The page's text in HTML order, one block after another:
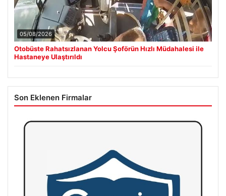
05/08/2026
Otobüste Rahatsızlanan Yolcu Şoförün Hızlı Müdahalesi ile
Hastaneye Ulaştırıldı
Son Eklenen Firmalar